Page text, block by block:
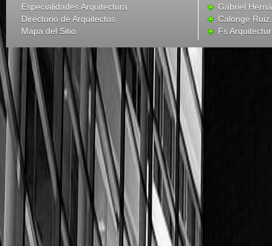
Especialidades Arquitectura
Directorio de Arquitectos
Mapa del Sitio
Gabriel
Calonge Ruiz
Fs